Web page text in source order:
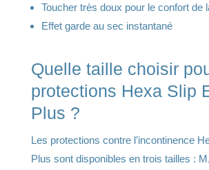
Toucher très doux pour le confort de
Effet garde au sec instantané
Quelle taille choisir
protections Hexa Slip
Plus ?
Les protections contre l’incontinence
Plus sont disponibles en trois tailles :